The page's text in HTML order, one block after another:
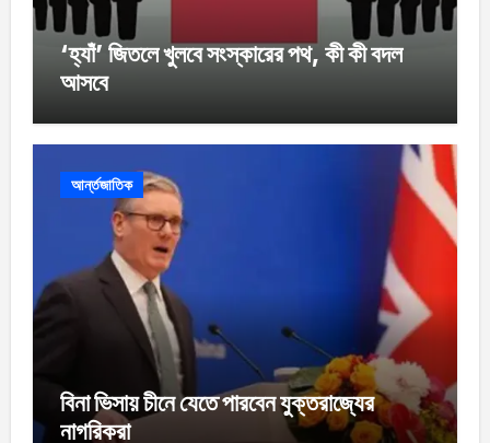
‘হ্যাঁ’ জিতলে খুলবে সংস্কারের পথ, কী কী বদল
আসবে
আর্ন্তজাতিক
বিনা ভিসায় চীনে যেতে পারবেন যুক্তরাজ্যের
নাগরিকরা